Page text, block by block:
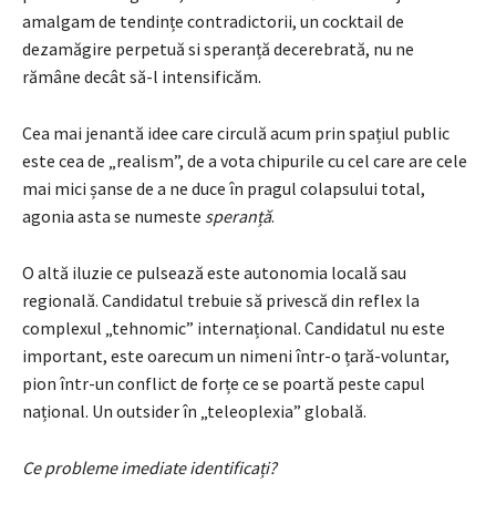
amalgam de tendințe contradictorii, un cocktail de
dezamăgire perpetuă si speranță decerebrată, nu ne
rămâne decât să-l intensificăm.
Cea mai jenantă idee care circulă acum prin spațiul public
este cea de „realism”, de a vota chipurile cu cel care are cele
mai mici șanse de a ne duce în pragul colapsului total,
agonia asta se numeste speranță.
O altă iluzie ce pulsează este autonomia locală sau
regională. Candidatul trebuie să privescă din reflex la
complexul „tehnomic” internațional. Candidatul nu este
important, este oarecum un nimeni într-o țară-voluntar,
pion într-un conflict de forțe ce se poartă peste capul
național. Un outsider în „teleoplexia” globală.
Ce probleme imediate identificați?